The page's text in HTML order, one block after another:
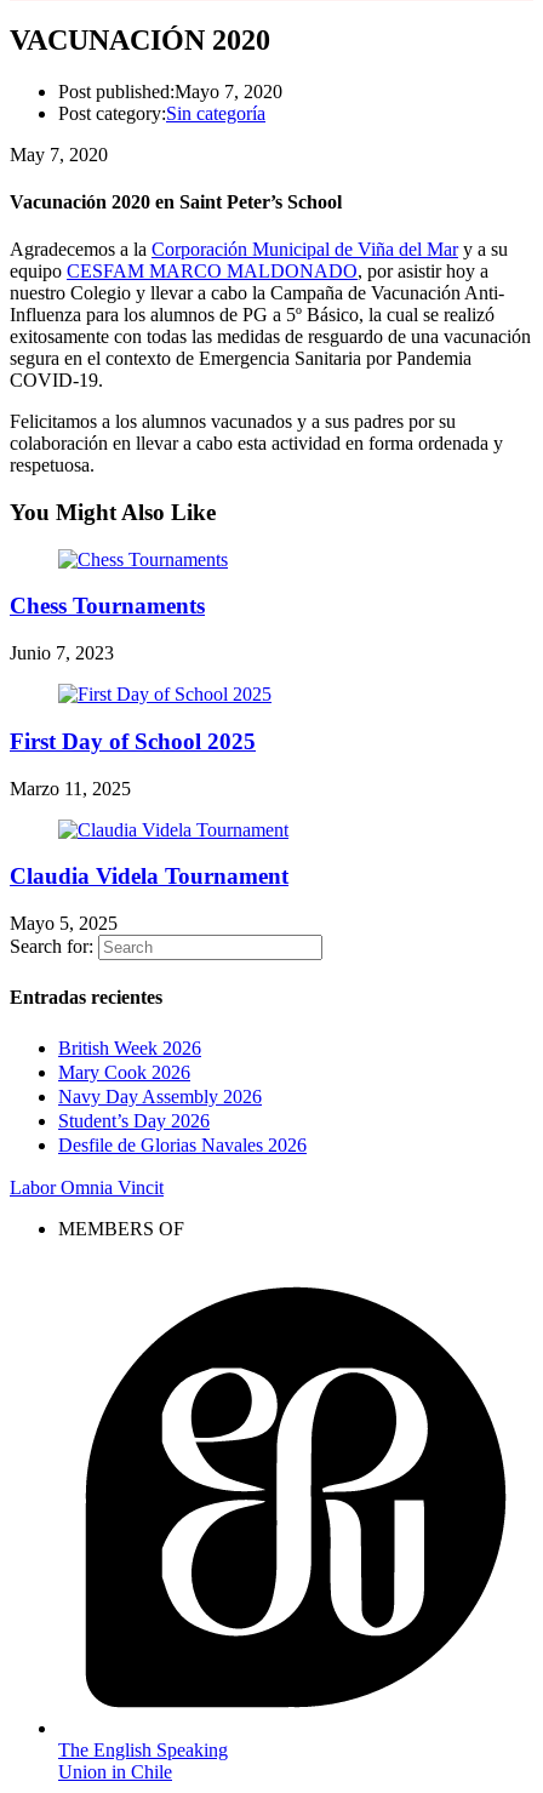
VACUNACIÓN 2020
Post published:Mayo 7, 2020
Post category:Sin categoría
May 7, 2020
Vacunación 2020 en Saint Peter’s School
Agradecemos a la Corporación Municipal de Viña del Mary a su
equipo CESFAM MARCO MALDONADO, por asistir hoy a
nuestro Colegio y llevar a cabo la Campaña de Vacunación Anti-
Influenza para los alumnos de PG a 5º Básico, la cual se realizó
exitosamente con todas las medidas de resguardo de una vacunación
segura en el contexto de Emergencia Sanitaria por Pandemia
COVID-19.
Felicitamos a los alumnos vacunados y a sus padres por su
colaboración en llevar a cabo esta actividad en forma ordenada y
respetuosa.
You Might Also Like
Chess Tournaments
Junio 7, 2023
First Day of School 2025
Marzo 11, 2025
Claudia Videla Tournament
Mayo 5, 2025
Search for:
Entradas recientes
British Week 2026
Mary Cook 2026
Navy Day Assembly 2026
Student’s Day 2026
Desfile de Glorias Navales 2026
Labor Omnia Vincit
MEMBERS OF
The English Speaking
Union in Chile